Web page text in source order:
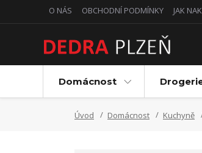
O NÁS OBCHODNÍ PODMÍNKY JAK
Domácnost
Úvod Domácnost Kuchyně